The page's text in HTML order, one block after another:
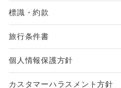
標識・約款
旅行条件書
個人情報保護方針
カスタマーハラスメント方針